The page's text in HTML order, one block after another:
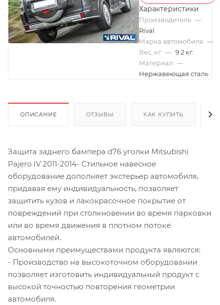
Характеристики
Производитель —
Rival
Марка автомобиля —
Вес, кг — 9.2 кг.
Материал —
Нержавеющая сталь
ОПИСАНИЕ ОТЗЫВЫ КАК КУПИТЬ
Защита заднего бампера d76 уголки Mitsubishi
Pajero IV 2011-2014- Стильное навесное
оборудование дополняет экстерьер автомобиля,
придавая ему индивидуальность, позволяет
защитить кузов и лакокрасочное покрытие от
повреждений при столкновении во время парковки
или во время движения в плотном потоке
автомобилей.
Основными преимуществами продукта являются:
- Производство на высокоточном оборудовании
позволяет изготовить индивидуальный продукт с
высокой точностью повторения геометрии
автомобиля.